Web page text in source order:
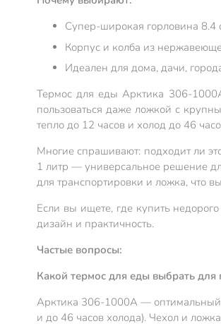
Супер-широкая горловина 8.4
Корпус и колба из
Идеален для дома, дачи,
Термос для еды Арктика 306-
пользоваться даже ложкой с
тепло до 12 часов и холод до 46
Многие спрашивают: подходит ли
1 литр — универсальное решение
для транспортировки и ложка, что
Если вы ищете, где купить
дизайн и практичность.
Частые вопросы:
Какой термос для еды выбрать
Арктика 306-1000А — оптимальный
и до 46 часов холода). Чехол и